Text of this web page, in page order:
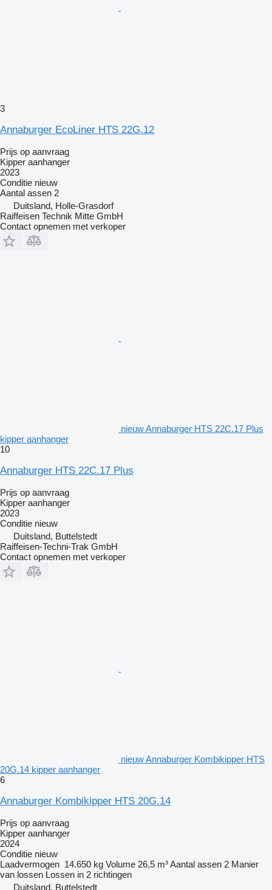
3
Annaburger EcoLiner HTS 22G.12
Prijs op aanvraag
Kipper aanhanger
2023
Conditie nieuw
Aantal assen 2
Duitsland, Holle-Grasdorf
Raiffeisen Technik Mitte GmbH
Contact opnemen met verkoper
nieuw Annaburger HTS 22C.17 Plus
kipper aanhanger
10
Annaburger HTS 22C.17 Plus
Prijs op aanvraag
Kipper aanhanger
2023
Conditie nieuw
Duitsland, Buttelstedt
Raiffeisen-Techni-Trak GmbH
Contact opnemen met verkoper
nieuw Annaburger Kombikipper HTS
20G.14 kipper aanhanger
6
Annaburger Kombikipper HTS 20G.14
Prijs op aanvraag
Kipper aanhanger
2024
Conditie nieuw
Laadvermogen 14.650 kg Volume 26,5 m³Aantal assen 2 Manier
van lossen Lossen in 2 richtingen
Duitsland, Buttelstedt